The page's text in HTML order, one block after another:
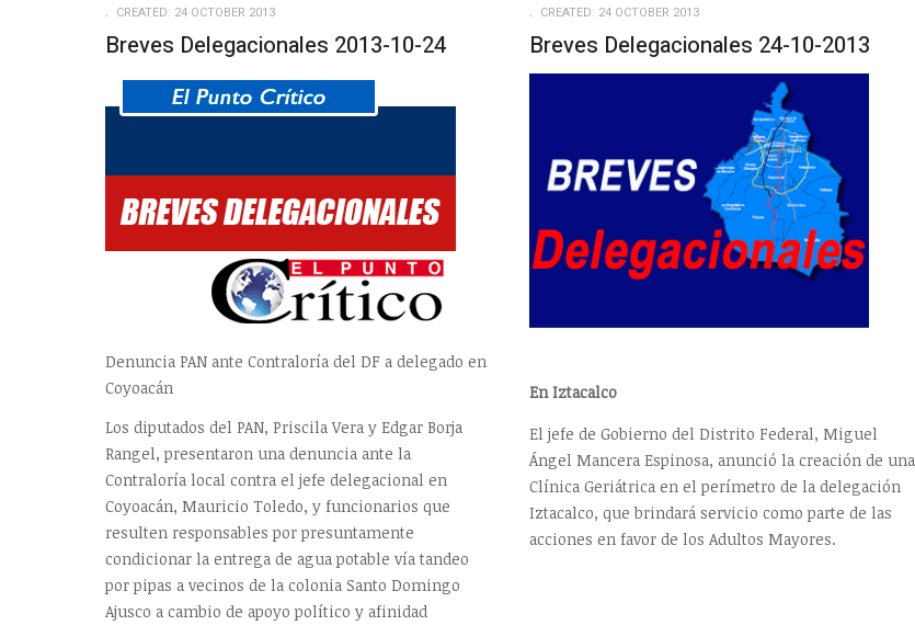
CREATED: 24 OCTOBER 2013
Breves Delegacionales 2013-10-24
Denuncia PAN ante Contraloría del DF a delegado en
Coyoacán
Los diputados del PAN, Priscila Vera y Edgar Borja
Rangel, presentaron una denuncia ante la
Contraloría local contra el jefe delegacional en
Coyoacán, Mauricio Toledo, y funcionarios que
resulten responsables por presuntamente
condicionar la entrega de agua potable vía tandeo
por pipas a vecinos de la colonia Santo Domingo
Ajusco a cambio de apoyo político y afinidad
CREATED: 24 OCTOBER 2013
Breves Delegacionales 24-10-2013
En Iztacalco
El jefe de Gobierno del Distrito Federal, Miguel
Ángel Mancera Espinosa, anunció la creación de una
Clínica Geriátrica en el perímetro de la delegación
Iztacalco, que brindará servicio como parte de las
acciones en favor de los Adultos Mayores.